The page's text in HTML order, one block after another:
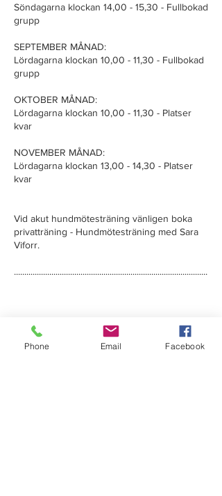
Söndagarna klockan 14,00 - 15,30 - Fullbokad
grupp
SEPTEMBER MÅNAD:
Lördagarna klockan 10,00 - 11,30 - Fullbokad
grupp
OKTOBER MÅNAD:
Lördagarna klockan 10,00 - 11,30 - Platser
kvar
NOVEMBER MÅNAD:
Lördagarna klockan 13,00 - 14,30 - Platser
kvar
Vid akut hundmötesträning vänligen boka
privatträning - Hundmötesträning med Sara
Viforr.
.............................................................................................
Datum & tider hittar ni under fliken
"Kursschemat" på hemsidan.
Du bokar din plats under "Boka nu" eller via
Phone Email Facebook